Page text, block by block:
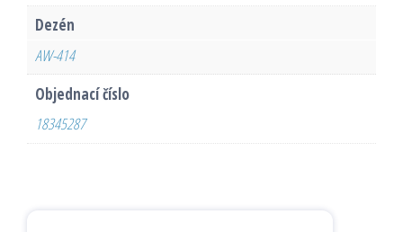
Dezén
AW-414
Objednací číslo
18345287